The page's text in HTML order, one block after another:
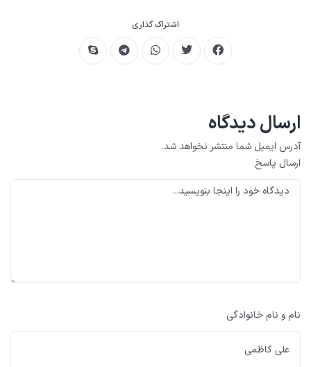
اشتراک گذاری
ارسال دیدگاه
آدرس ایمیل شما منتشر نخواهد شد.
ارسال پاسخ
نام و نام خانوادگی